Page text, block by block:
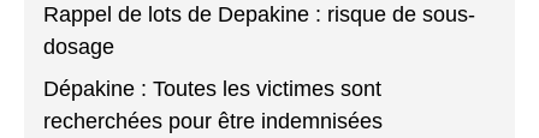
Rappel de lots de Depakine : risque de sous-
dosage
Dépakine : Toutes les victimes sont
recherchées pour être indemnisées